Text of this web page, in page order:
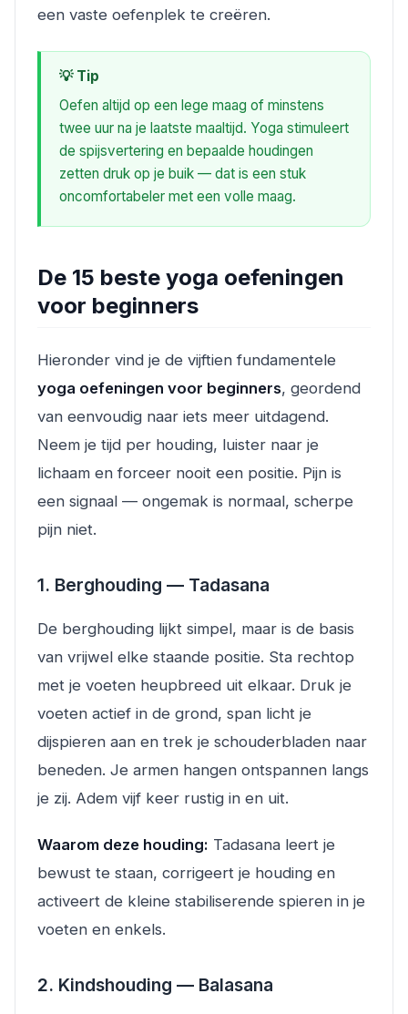
een vaste oefenplek te creëren.
💡 Tip
Oefen altijd op een lege maag of minstens
twee uur na je laatste maaltijd. Yoga stimuleert
de spijsvertering en bepaalde houdingen
zetten druk op je buik — dat is een stuk
oncomfortabeler met een volle maag.
De 15 beste yoga oefeningen
voor beginners
Hieronder vind je de vijftien fundamentele
yoga oefeningen voor beginners, geordend
van eenvoudig naar iets meer uitdagend.
Neem je tijd per houding, luister naar je
lichaam en forceer nooit een positie. Pijn is
een signaal — ongemak is normaal, scherpe
pijn niet.
1. Berghouding — Tadasana
De berghouding lijkt simpel, maar is de basis
van vrijwel elke staande positie. Sta rechtop
met je voeten heupbreed uit elkaar. Druk je
voeten actief in de grond, span licht je
dijspieren aan en trek je schouderbladen naar
beneden. Je armen hangen ontspannen langs
je zij. Adem vijf keer rustig in en uit.
Waarom deze houding: Tadasana leert je
bewust te staan, corrigeert je houding en
activeert de kleine stabiliserende spieren in je
voeten en enkels.
2. Kindshouding — Balasana